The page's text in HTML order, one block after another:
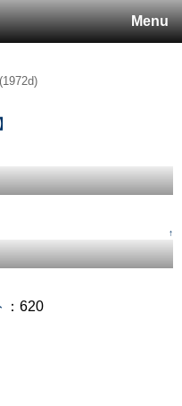
Menu
↑
：620